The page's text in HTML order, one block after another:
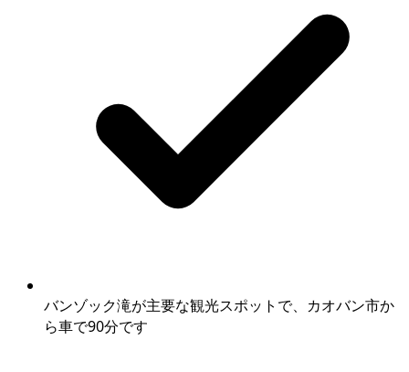
バンゾック滝が主要な観光スポットで、カオバン市か
ら車で90分です